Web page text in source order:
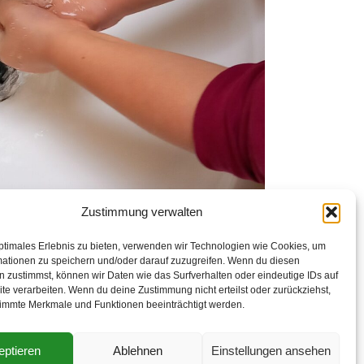
Zustimmung verwalten
Erlebnis zu bieten, verwenden wir Technologien wie Cookies, um
zu speichern und/oder darauf zuzugreifen. Wenn du diesen
zustimmst, können wir Daten wie das Surfverhalten oder eindeutige IDs auf
verarbeiten. Wenn du deine Zustimmung nicht erteilst oder zurückziehst,
Merkmale und Funktionen beeinträchtigt werden.
Ablehnen Einstellungen ansehen
Rechtliches
Datenschutz
Impressum